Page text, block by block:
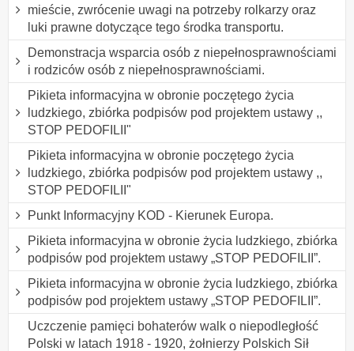
mieście, zwrócenie uwagi na potrzeby rolkarzy oraz
luki prawne dotyczące tego środka transportu.
Demonstracja wsparcia osób z niepełnosprawnościami
i rodziców osób z niepełnosprawnościami.
Pikieta informacyjna w obronie poczętego życia
ludzkiego, zbiórka podpisów pod projektem ustawy ,,
STOP PEDOFILII"
Pikieta informacyjna w obronie poczętego życia
ludzkiego, zbiórka podpisów pod projektem ustawy ,,
STOP PEDOFILII"
Punkt Informacyjny KOD - Kierunek Europa.
Pikieta informacyjna w obronie życia ludzkiego, zbiórka
podpisów pod projektem ustawy „STOP PEDOFILII”.
Pikieta informacyjna w obronie życia ludzkiego, zbiórka
podpisów pod projektem ustawy „STOP PEDOFILII”.
Uczczenie pamięci bohaterów walk o niepodległość
Polski w latach 1918 - 1920, żołnierzy Polskich Sił